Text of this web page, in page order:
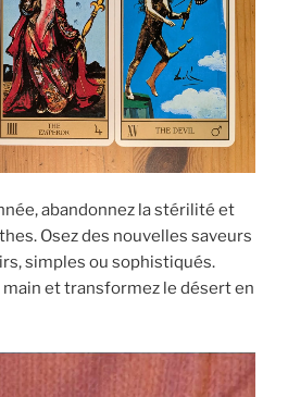
abandonnez la stérilité et
Osez des nouvelles saveurs
simples ou sophistiqués.
et transformez le désert en